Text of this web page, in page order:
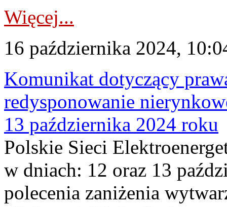
Więcej...
16 października 2024,
Komunikat dotyczący
redysponowanie
13 października 2024 roku
Polskie Sieci
w dniach: 12 oraz 13
polecenia zaniżenia